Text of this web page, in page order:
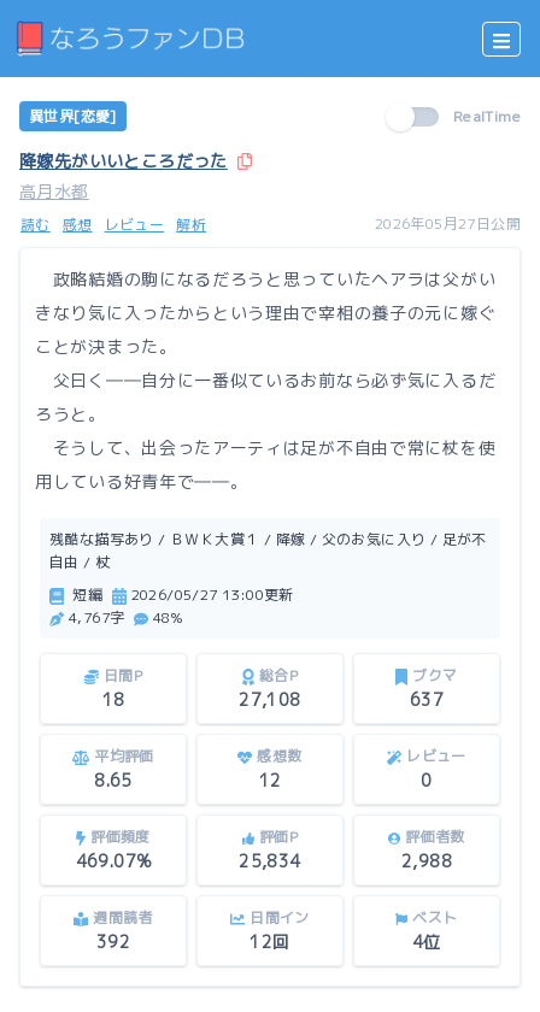
異世界[恋愛] RealTime
降嫁先がいいところだった
高月水都
読む 感想 レビュー 解析 2026年05月27日公開
政略結婚の駒になるだろうと思っていたヘアラは父がい
きなり気に入ったからという理由で宰相の養子の元に嫁ぐ
ことが決まった。
父曰く――自分に一番似ているお前なら必ず気に入るだ
ろうと。
そうして、出会ったアーティは足が不自由で常に杖を使
用している好青年で――。
残酷な描写あり / ＢＷＫ大賞１ / 降嫁 / 父のお気に入り / 足が不
自由 / 杖
短編
2026/05/27 13:00更新
4,767字
48%
日間P
18
総合P
27,108
ブクマ
637
平均評価
8.65
感想数
12
レビュー
0
評価頻度
469.07%
評価P
25,834
評価者数
2,988
週間読者
392
日間イン
12回
ベスト
4位